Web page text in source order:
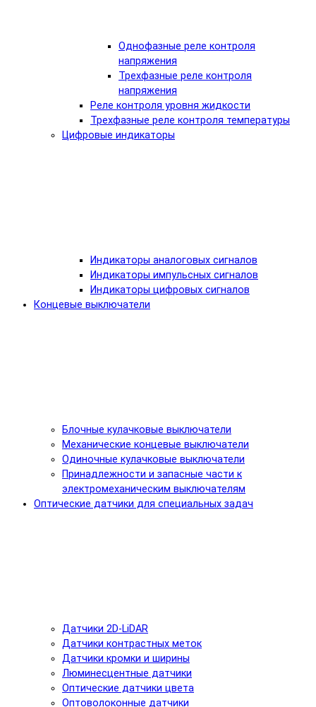
Однофазные реле контроля
напряжения
Трехфазные реле контроля
напряжения
Реле контроля уровня жидкости
Трехфазные реле контроля температуры
Цифровые индикаторы
Индикаторы аналоговых сигналов
Индикаторы импульсных сигналов
Индикаторы цифровых сигналов
Концевые выключатели
Блочные кулачковые выключатели
Механические концевые выключатели
Одиночные кулачковые выключатели
Принадлежности и запасные части к
электромеханическим выключателям
Оптические датчики для специальных задач
Датчики 2D-LiDAR
Датчики контрастных меток
Датчики кромки и ширины
Люминесцентные датчики
Оптические датчики цвета
Оптоволоконные датчики